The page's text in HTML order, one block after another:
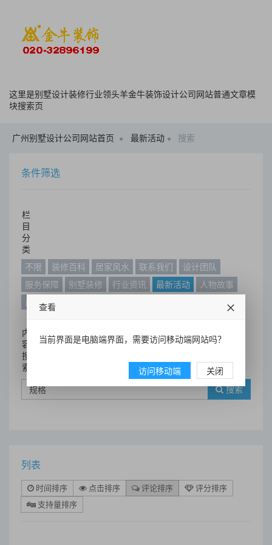
这里是别墅设计装修行业领头羊金牛装饰设计公司网站普通文章模
块搜索页
广州别墅设计公司网站首页 最新活动 搜索
条件筛选
栏
目
分
类
不限
装修百科 居家风水 联系我们
设计团队
服务保障
别墅装修 行业资讯 最新活动
人物故事
最新动态
内
容
搜
索
搜索
列表
时间排序 点击排序 评论排序
评分排序
支持量排序
查看
当前界面是电脑端界面，需要访问移动端网站吗？
访问移动端 关闭